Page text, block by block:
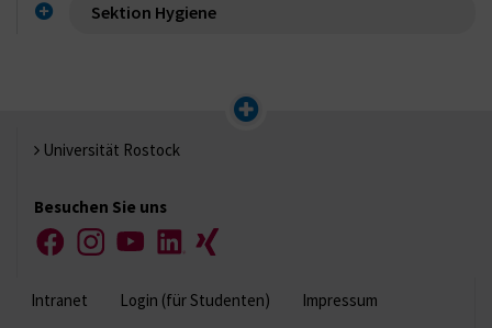
Sektion Hygiene
Universität Rostock
Besuchen Sie uns
FacebookInstagramYouTubeLinkedIn
Xing
Intranet Login (für Studenten) Impressum